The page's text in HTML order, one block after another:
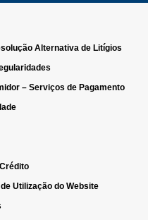
Alternativa de Litígios
– Serviços de Pagamento
Utilização do Website